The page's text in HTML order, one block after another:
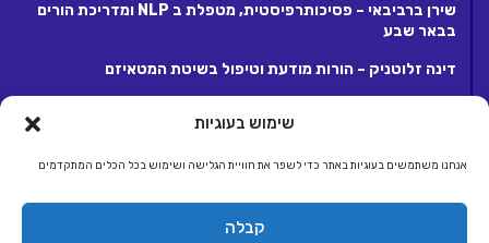
שימוש בעוגיות
אנחנו משתמשים בעוגיות באתר כדי לשפר את חוויית הגלישה ושימוש בכל הכלים המתקדמים
קבלה
שירן ברביבאי – פסיכותרפיסטית, מטפלת ב NLP ומדריכת הורים
בבאר שבע
דינה זלוטניק – הורות מודעת וטיפול בשיטת המטאיזם
מפעילת קבוצת אתרי אלטרנטיבלי |